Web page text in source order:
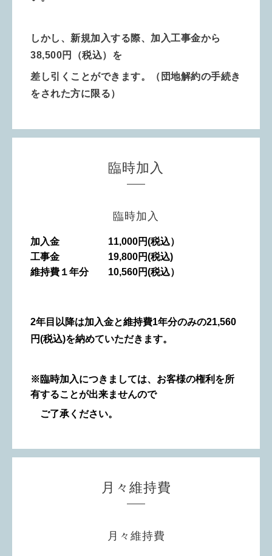
しかし、新規加入する際、加入工事金から
38,500円（税込）を
差し引くことができます。（団地解約の手続き
をされた方に限る）
臨時加入
臨時加入
加入金 11,000円(税込）
工事金 19,800円(税込)
維持費１年分 10,560円(税込）
2年目以降は加入金と維持費1年分のみの21,560
円(税込)を納めていただきます。
※臨時加入につきましては、お客様の権利を所
有することが出来ませんので
ご了承ください。
月々維持費
月々維持費